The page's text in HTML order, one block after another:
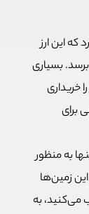
این ارز
بسیاری
خریداری
برای
به منظور
زمین‌ها
می‌کنید، به